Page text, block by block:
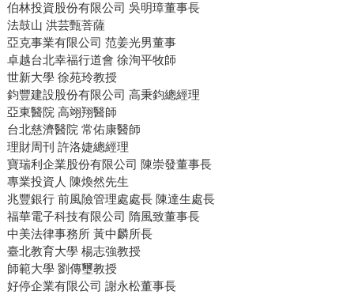
伯林投資股份有限公司 吳明璋董事長
法鼓山 洪芸甄菩薩
亞克事業有限公司 范姜光男董事
卓越台北幸福行道會 徐洵平牧師
世新大學 徐苑玲教授
鈞豐建設股份有限公司 高秉鈞總經理
亞東醫院 高翊翔醫師
台北慈濟醫院 常佑康醫師
理財周刊 許洛婕總經理
寶瑞利企業股份有限公司 陳崇發董事長
專業投資人 陳煥然先生
兆豐銀行 前風險管理處處長 陳達生處長
福華電子科技有限公司 隋風致董事長
中美法律事務所 黃中麟所長
臺北教育大學 楊志強教授
師範大學 劉傳璽教授
好停企業有限公司 謝永松董事長